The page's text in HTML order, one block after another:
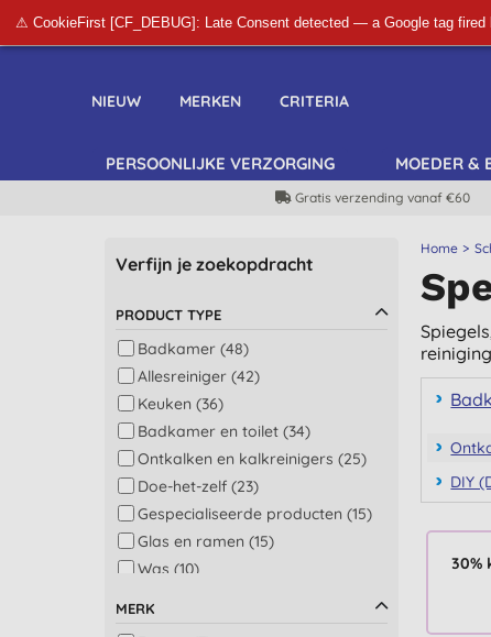
⚠ CookieFirst [CF_DEBUG]: Late Consent detected — a Google tag fired
NIEUW MERKEN CRITERIA
PERSOONLIJKE VERZORGING MOEDER &
Gratis verzending vanaf €60
Home
DIY
30%
Verfijn je zoekopdracht
PRODUCT TYPE
Badkamer (48)
Allesreiniger (42)
Keuken (36)
Badkamer en toilet (34)
Ontkalken en kalkreinigers (25)
Doe-het-zelf (23)
Gespecialiseerde producten (15)
Glas en ramen (15)
Was (10)
MERK